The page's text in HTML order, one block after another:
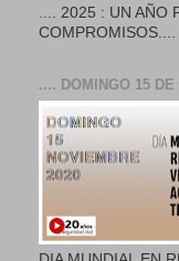
.... 2025 : UN AÑO
COMPROMISOS....
.... DOMINGO 15